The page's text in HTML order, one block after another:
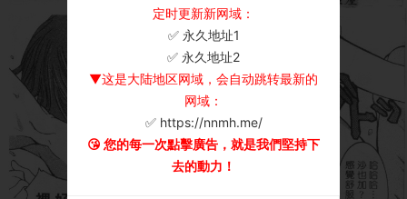
定时更新新网域：
✅ 永久地址1
✅ 永久地址2
▼这是大陆地区网域，会自动跳转最新的
网域：
✅ https://nnmh.me/
😘 您的每一次點擊廣告，就是我們堅持下
去的動力！